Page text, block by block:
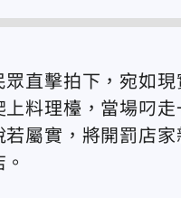
眾直擊拍下，宛如
料理檯，當場叼
若屬實，將開罰店